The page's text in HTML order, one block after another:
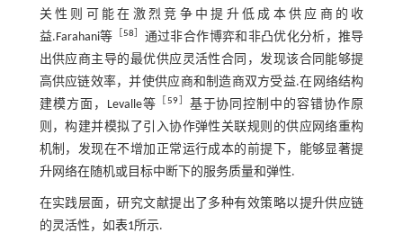
关性则可能在激烈竞争中提升低成本供应商的收
益.Farahani等 ［58
通过非合作博弈和非凸优化分析，推导
出供应商主导的最优供应灵活性合同，发现该合同能够提
高供应链效率，并使供应商和制造商双方受益.在网络结构
建模方面，Levalle等
59］ 基于协同控制中的容错协作原
则，构建并模拟了引入协作弹性关联规则的供应网络重构
机制，发现在不增加正常运行成本的前提下，能够显著提
升网络在随机或目标中断下的服务质量和弹性.
在实践层面，研究文献提出了多种有效策略以提升供应链
的灵活性，如表1所示.